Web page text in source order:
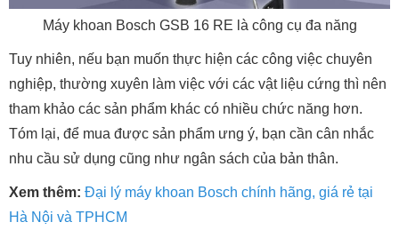
Máy khoan Bosch GSB 16 RE là công cụ đa năng
Tuy nhiên, nếu bạn muốn thực hiện các công việc chuyên
nghiệp, thường xuyên làm việc với các vật liệu cứng thì nên
tham khảo các sản phẩm khác có nhiều chức năng hơn.
Tóm lại, để mua được sản phẩm ưng ý, bạn cần cân nhắc
nhu cầu sử dụng cũng như ngân sách của bản thân.
Xem thêm: Đại lý máy khoan Bosch chính hãng, giá rẻ tại
Hà Nội và TPHCM